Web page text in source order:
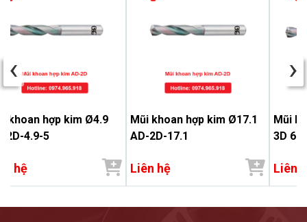
khoan hợp kim Ø4.9
2D-4.9-5
hệ
Mũi khoan hợp kim Ø17.1
AD-2D-17.1
Liên hệ
Mũi
3D
Liên
‹ ›